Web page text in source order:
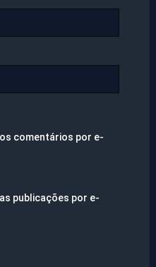
comentários por e-
publicações por e-